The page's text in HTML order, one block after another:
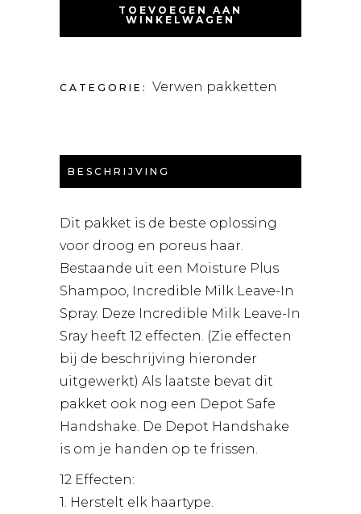
HAAR.
TOEVOEGEN AAN
WINKELWAGEN
CATEGORIE: Verwen pakketten
BESCHRIJVING
Dit pakket is de beste oplossing
voor droog en poreus haar.
Bestaande uit een Moisture Plus
Shampoo, Incredible Milk Leave-In
Spray. Deze Incredible Milk Leave-In
Sray heeft 12 effecten. (Zie effecten
bij de beschrijving hieronder
uitgewerkt) Als laatste bevat dit
pakket ook nog een Depot Safe
Handshake. De Depot Handshake
is om je handen op te frissen.
12 Effecten:
1. Herstelt elk haartype.